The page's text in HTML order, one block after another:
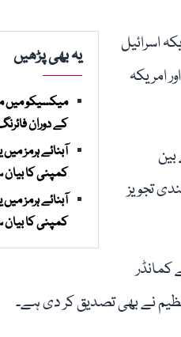
یہ بھی پڑھیں
میکسیکو میں
کے دوران
آبنائے ہرمز میں
کمپنی کا بیان
آبنائے ہرمز میں
کمپنی کا بیان
اسرائیل
اور امریکہ
روزہ جنگ بندی تجویز
نے بھی تصدیق کر دی ہے۔